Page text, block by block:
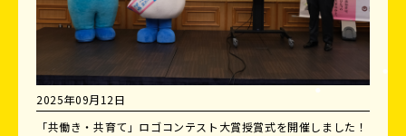
2025年09月12日
「共働き・共育て」ロゴコンテスト大賞授賞式を開催しました！